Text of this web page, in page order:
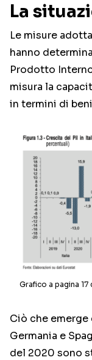
La
Le misure
hanno
Prodotto
misura la
in termini di
Grafico a pagina
Ciò che emerge
Germania e
del 2020 sono